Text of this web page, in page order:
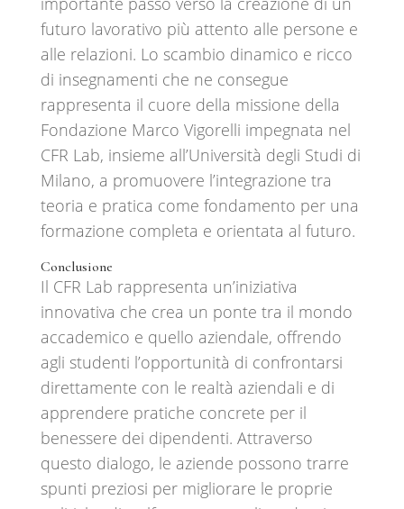
futuro lavorativo più attento alle persone e
alle relazioni. Lo scambio dinamico e ricco
di insegnamenti che ne consegue
rappresenta il cuore della missione della
Fondazione Marco Vigorelli impegnata nel
CFR Lab, insieme all’Università degli Studi di
Milano, a promuovere l’integrazione tra
teoria e pratica come fondamento per una
formazione completa e orientata al futuro.
Conclusione
Il CFR Lab rappresenta un’iniziativa
innovativa che crea un ponte tra il mondo
accademico e quello aziendale, offrendo
agli studenti l’opportunità di confrontarsi
direttamente con le realtà aziendali e di
apprendere pratiche concrete per il
benessere dei dipendenti. Attraverso
questo dialogo, le aziende possono trarre
spunti preziosi per migliorare le proprie